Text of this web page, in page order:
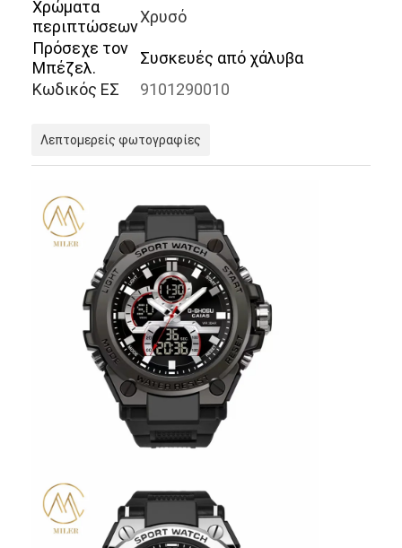
Προϊόντα
Σχετικά με εμάς
Επισκέψεις στο εργοστάσιο
Ποιοτικός έλεγχος
Επικοινωνήστε μαζί μας
Ιστολόγιο
Χρώματα
περιπτώσεων
Χρυσό
Πρόσεχε τον
Μπέζελ.
Συσκευές από χάλυβα
Κωδικός ΕΣ
9101290010
Λεπτομερείς φωτογραφίες